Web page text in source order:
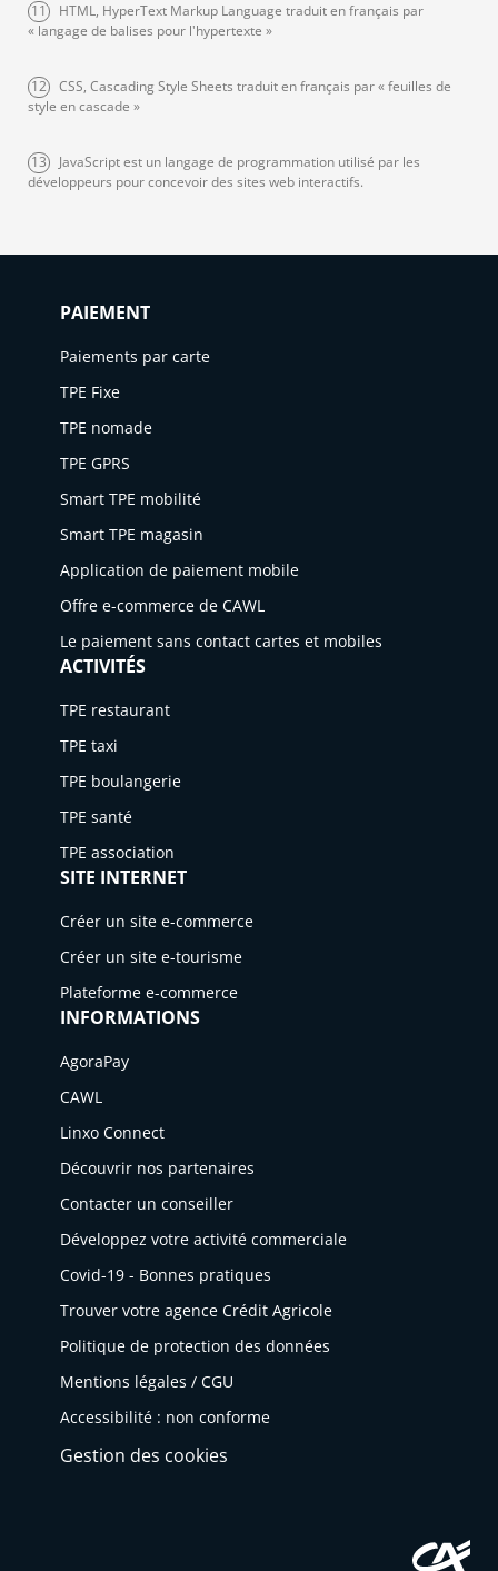
11
HTML, HyperText Markup Language traduit en français par
« langage de balises pour l'hypertexte »
12
CSS, Cascading Style Sheets traduit en français par « feuilles de
style en cascade »
13
JavaScript est un langage de programmation utilisé par les
développeurs pour concevoir des sites web interactifs.
PAIEMENT
Paiements par carte
TPE Fixe
TPE nomade
TPE GPRS
Smart TPE mobilité
Smart TPE magasin
Application de paiement mobile
Offre e-commerce de CAWL
Le paiement sans contact cartes et mobiles
ACTIVITÉS
TPE restaurant
TPE taxi
TPE boulangerie
TPE santé
TPE association
SITE INTERNET
Créer un site e-commerce
Créer un site e-tourisme
Plateforme e-commerce
INFORMATIONS
AgoraPay
CAWL
Linxo Connect
Découvrir nos partenaires
Contacter un conseiller
Développez votre activité commerciale
Covid-19 - Bonnes pratiques
Trouver votre agence Crédit Agricole
Politique de protection des données
Mentions légales / CGU
Accessibilité : non conforme
Gestion des cookies